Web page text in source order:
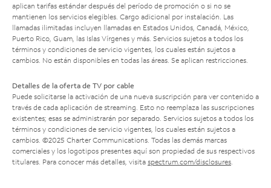
aplican tarifas estándar después del período de promoción o si no se
mantienen los servicios elegibles. Cargo adicional por instalación. Las
llamadas ilimitadas incluyen llamadas en Estados Unidos, Canadá, México,
Puerto Rico, Guam, las Islas Vírgenes y más. Servicios sujetos a todos los
términos y condiciones de servicio vigentes, los cuales están sujetos a
cambios. No están disponibles en todas las áreas. Se aplican restricciones.
Detalles de la oferta de TV por cable
Puede solicitarse la activación de una nueva suscripción para ver contenido a
través de cada aplicación de streaming. Esto no reemplaza las suscripciones
existentes; esas se administrarán por separado. Servicios sujetos a todos los
términos y condiciones de servicio vigentes, los cuales están sujetos a
cambios. ©2025 Charter Communications. Todas las demás marcas
comerciales y los logotipos presentes aquí son propiedad de sus respectivos
titulares. Para conocer más detalles, visita spectrum.com/disclosures